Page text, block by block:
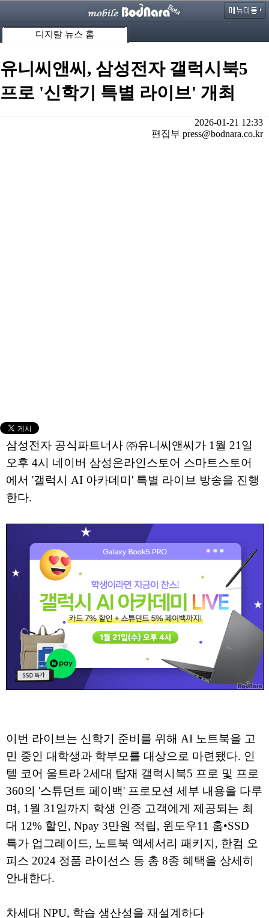
디지탈 뉴스 홈
유니씨앤씨, 삼성전자 갤럭시북5
프로 '신학기 특별 라이브' 개최
2026-01-21 12:33
편집부 press@bodnara.co.kr
삼성전자 공식파트너사 ㈜유니씨앤씨가 1월 21일
오후 4시 네이버 삼성온라인스토어 스마트스토어
에서 '갤럭시 AI 아카데미' 특별 라이브 방송을 진행
한다.
이번 라이브는 신학기 준비를 위해 AI 노트북을 고
민 중인 대학생과 학부모를 대상으로 마련됐다. 인
텔 코어 울트라 2세대 탑재 갤럭시북5 프로 및 프로
360의 '스튜던트 페이백' 프로모션 세부 내용을 다루
며, 1월 31일까지 학생 인증 고객에게 제공되는 최
대 12% 할인, Npay 3만원 적립, 윈도우11 홈•SSD
특가 업그레이드, 노트북 액세서리 패키지, 한컴 오
피스 2024 정품 라이선스 등 총 8종 혜택을 상세히
안내한다.
차세대 NPU, 학습 생산성을 재설계하다